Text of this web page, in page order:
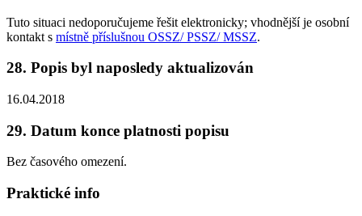
Tuto situaci nedoporučujeme řešit elektronicky; vhodnější je osobní
kontakt s místně příslušnou OSSZ/ PSSZ/ MSSZ.
28. Popis byl naposledy aktualizován
16.04.2018
29. Datum konce platnosti popisu
Bez časového omezení.
Praktické info